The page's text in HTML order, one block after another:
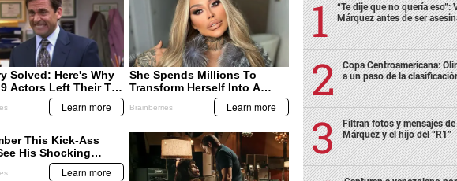
“Te dije que no quería eso”:
Márquez antes de ser
Copa Centroamericana:
a un paso de la
Filtran fotos y mensajes
Márquez y el hijo del “R1”